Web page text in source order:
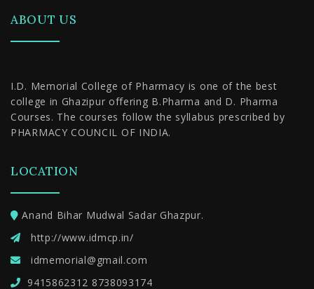
ABOUT US
I.D. Memorial College of Pharmacy is one of the best
college in Ghazipur offering B.Pharma and D. Pharma
Courses. The courses follow the syllabus prescribed by
PHARMACY COUNCIL OF INDIA.
LOCATION
Anand Bihar Mudwal Sadar Ghazpur.
http://www.idmcp.in/
idmemorial@gmail.com
9415862312 8738093174